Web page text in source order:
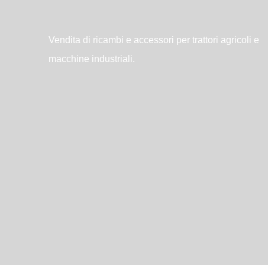
Vendita di ricambi e accessori per trattori agricoli e
macchine industriali.